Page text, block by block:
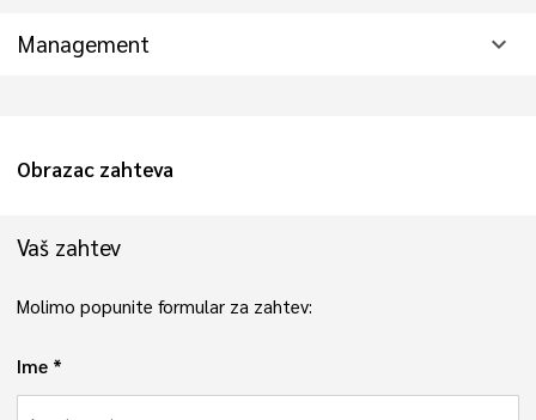
Management expand_more
Obrazac zahteva
Vaš zahtev
Molimo popunite formular za zahtev:
Ime